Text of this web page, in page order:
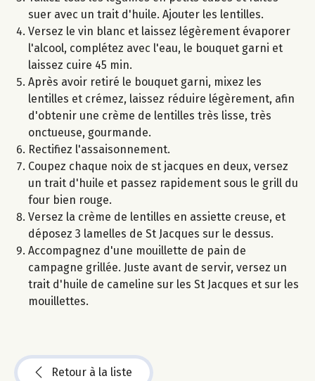
suer avec un trait d'huile. Ajouter les lentilles.
Versez le vin blanc et laissez légèrement évaporer
l'alcool, complétez avec l'eau, le bouquet garni et
laissez cuire 45 min.
Après avoir retiré le bouquet garni, mixez les
lentilles et crémez, laissez réduire légèrement, afin
d'obtenir une crème de lentilles très lisse, très
onctueuse, gourmande.
Rectifiez l'assaisonnement.
Coupez chaque noix de st jacques en deux, versez
un trait d'huile et passez rapidement sous le grill du
four bien rouge.
Versez la crème de lentilles en assiette creuse, et
déposez 3 lamelles de St Jacques sur le dessus.
Accompagnez d'une mouillette de pain de
campagne grillée. Juste avant de servir, versez un
trait d'huile de cameline sur les St Jacques et sur les
mouillettes.
Retour à la liste